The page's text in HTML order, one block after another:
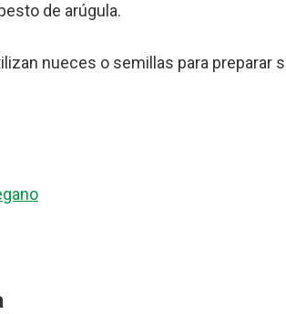
de arúgula.
nueces o semillas para preparar